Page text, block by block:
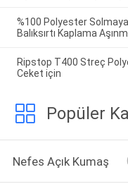
%100 Polyester
Balıksırtı Kaplama
Ripstop T400 Streç
Ceket için
Popüler
Nefes Açık Kumaş